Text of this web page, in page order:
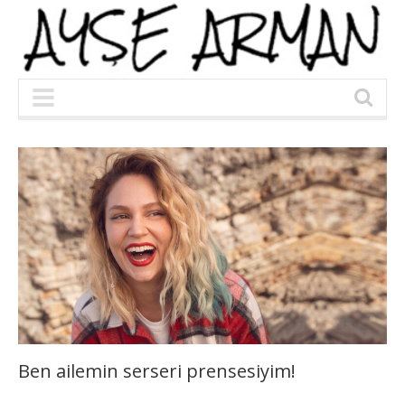
Ben ailemin serseri prensesiyim!